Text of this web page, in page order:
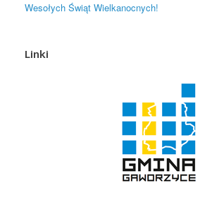
Wesołych Świąt Wielkanocnych!
Linki